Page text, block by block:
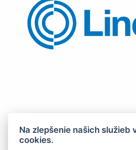
Na zlepšenie našich služieb
cookies.